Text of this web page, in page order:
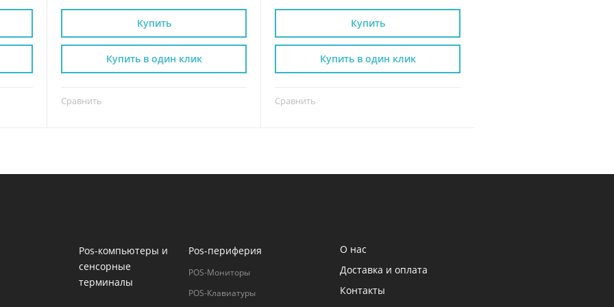
Купить
Сравнить
Купить в один клик
Купить
Сравнить
Купить в один клик
Pos-компьютеры и
сенсорные
терминалы
Pos-периферия
POS-Мониторы
POS-Клавиатуры
О нас
Доставка и оплата
Контакты